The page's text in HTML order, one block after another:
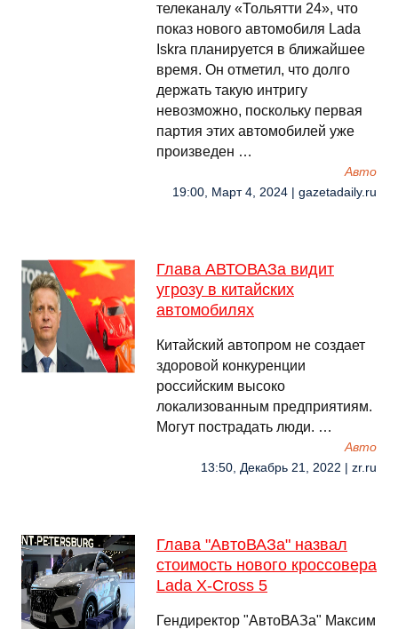
телеканалу «Тольятти 24», что
показ нового автомобиля Lada
Iskra планируется в ближайшее
время. Он отметил, что долго
держать такую интригу
невозможно, поскольку первая
партия этих автомобилей уже
произведен …
Авто
19:00, Март 4, 2024 | gazetadaily.ru
Глава АВТОВАЗа видит
угрозу в китайских
автомобилях
Китайский автопром не создает
здоровой конкуренции
российским высоко
локализованным предприятиям.
Могут пострадать люди. …
Авто
13:50, Декабрь 21, 2022 | zr.ru
Глава "АвтоВАЗа" назвал
стоимость нового кроссовера
Lada X-Cross 5
Гендиректор "АвтоВАЗа" Максим